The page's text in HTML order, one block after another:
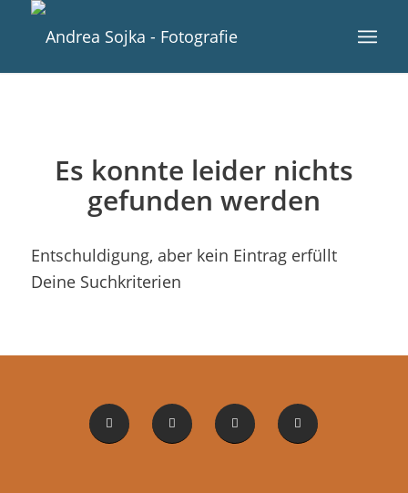
Es konnte leider nichts
gefunden werden
Entschuldigung, aber kein Eintrag erfüllt
Deine Suchkriterien